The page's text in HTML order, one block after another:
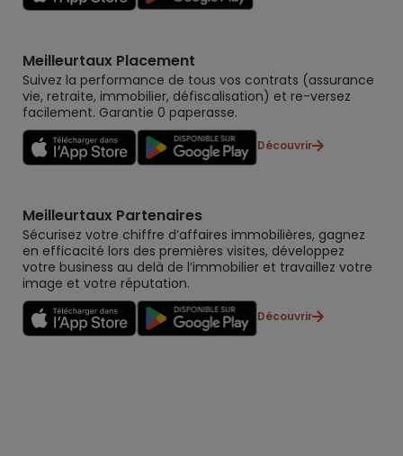
Meilleurtaux Placement
Suivez la performance de tous vos contrats (assurance
vie, retraite, immobilier, défiscalisation) et re-versez
facilement. Garantie 0 paperasse.
Découvrir
Meilleurtaux Partenaires
Sécurisez votre chiffre d’affaires immobilières, gagnez
en efficacité lors des premières visites, développez
votre business au delà de l’immobilier et travaillez votre
image et votre réputation.
Découvrir